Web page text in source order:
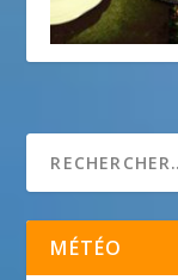
MÉTÉO